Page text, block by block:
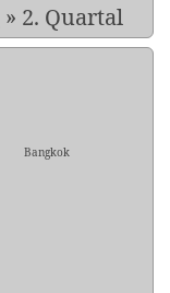
» 2. Quartal
Bangkok